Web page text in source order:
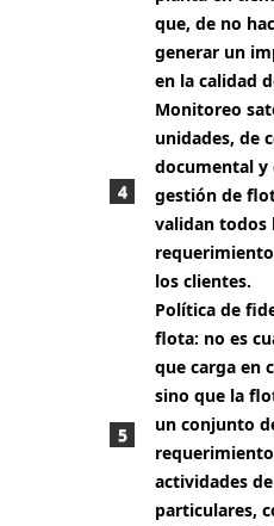
que, de no
generar un
en la calidad
Monitoreo
unidades, de
documental y
gestión de
validan todos
los clientes.
Política de
flota: no es
que carga en
sino que la
un conjunto
actividades
particulares,